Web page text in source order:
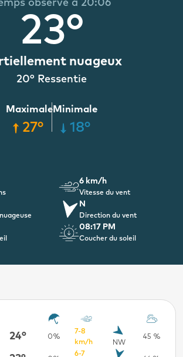
observé à 20:06
23°
nuageux
20° Ressentie
Maximale
27°
Minimale
18°
6 km/h
Vitesse du vent
N
Direction du vent
08:17 PM
Coucher du soleil
24° 0%
7-8
km/h
NW
45 %
6-7